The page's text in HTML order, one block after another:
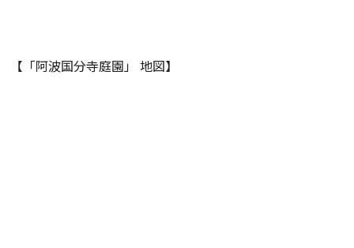
【「阿波国分寺庭園」 地図】